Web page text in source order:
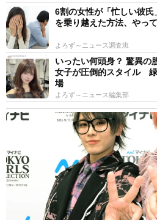
6割の女性が「忙しい彼
を乗り越えた方法、やっ
よろず～ニュース調査班
いったい何頭身？ 驚異
女子が圧倒的スタイル
場
よろず～ニュース編集部